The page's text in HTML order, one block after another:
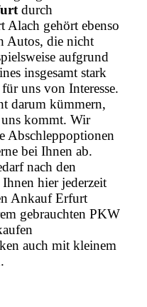
durch
gehört ebenso
Autos, die nicht
aufgrund
insgesamt stark
uns von Interesse.
darum kümmern,
kommt. Wir
Abschleppoptionen
bei Ihnen ab.
nach den
hier jederzeit
Ankauf Erfurt
gebrauchten PKW
auch mit kleinem